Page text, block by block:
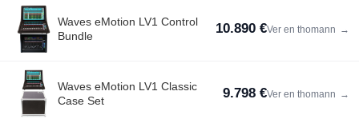
Waves eMotion LV1 Control
Bundle
10.890 €Ver en thomann →
Waves eMotion LV1 Classic
Case Set
9.798 €Ver en thomann →